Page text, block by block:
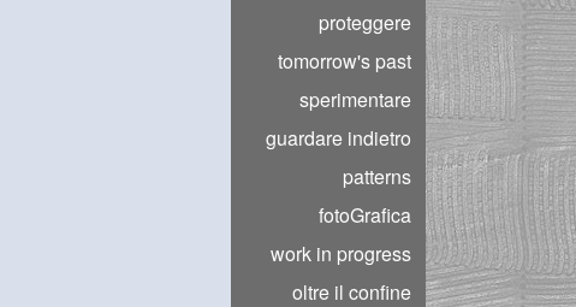
proteggere
tomorrow's past
sperimentare
guardare indietro
patterns
fotoGrafica
work in progress
oltre il confine